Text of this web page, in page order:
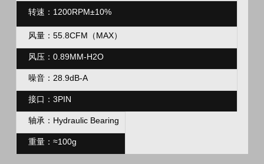
转速 ：1200RPM±10%
风量： 55.8CFM （MAX）
风压： 0.89MM-H2O
噪音： 28.9dB-A
接口：3PIN
轴承： Hydraulic Bearing
重量： ≈100g